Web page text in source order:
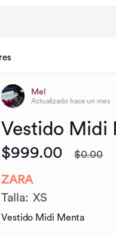
Mel
Actualizado hace un mes
Vestido Midi
$999.00 $0.00
ZARA
Talla: XS
Vestido Midi Menta